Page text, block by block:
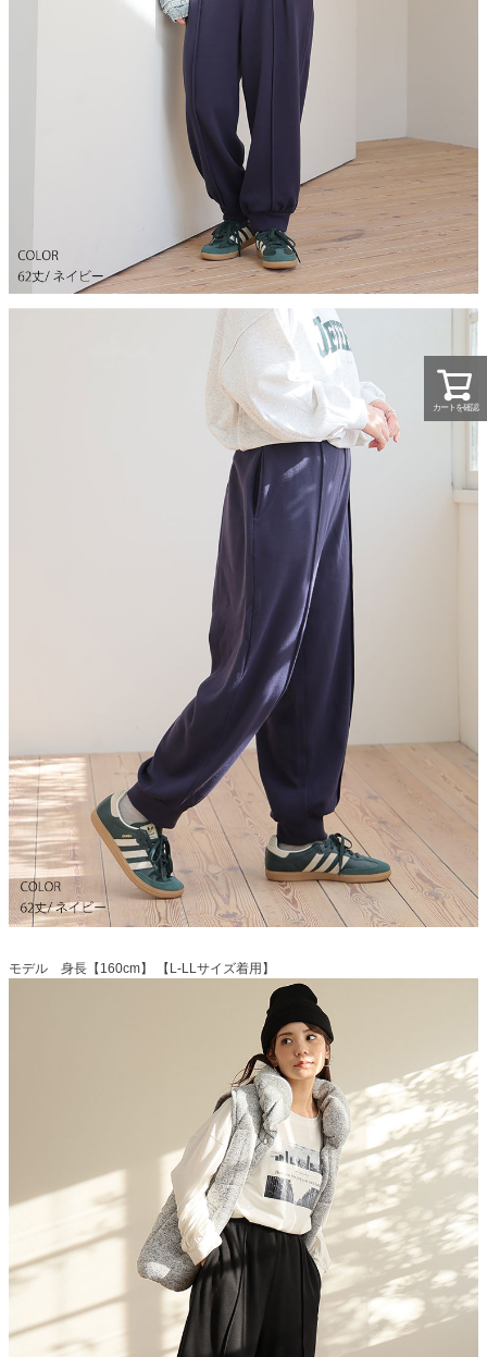
モデル 身長【160cm】 【L-LLサイズ着用】
カートを確認